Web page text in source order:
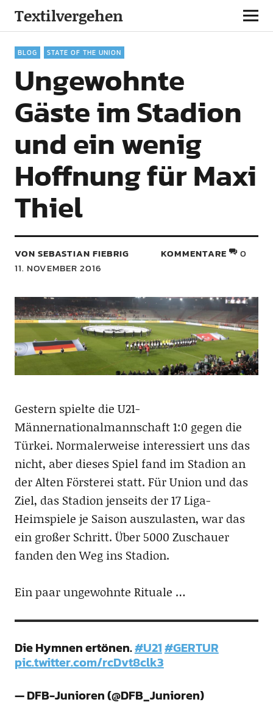
Textilvergehen
BLOG STATE OF THE UNION
Ungewohnte
Gäste im Stadion
und ein wenig
Hoffnung für Maxi
Thiel
VON SEBASTIAN FIEBRIG
11. NOVEMBER 2016
KOMMENTARE 0
Gestern spielte die U21-
Männernationalmannschaft 1:0 gegen die
Türkei. Normalerweise interessiert uns das
nicht, aber dieses Spiel fand im Stadion an
der Alten Försterei statt. Für Union und das
Ziel, das Stadion jenseits der 17 Liga-
Heimspiele je Saison auszulasten, war das
ein großer Schritt. Über 5000 Zuschauer
fanden den Weg ins Stadion.
Ein paar ungewohnte Rituale …
Die Hymnen ertönen.#U21#GERTUR
pic.twitter.com/rcDvt8clk3
— DFB-Junioren (@DFB_Junioren)